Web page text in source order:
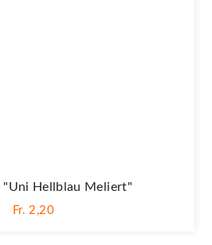
"Uni Hellblau Meliert"
Fr. 2,20